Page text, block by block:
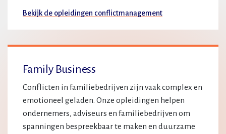
Bekijk de opleidingen conflictmanagement
Family Business
Conflicten in familiebedrijven zijn vaak complex en
emotioneel geladen. Onze opleidingen helpen
ondernemers, adviseurs en familiebedrijven om
spanningen bespreekbaar te maken en duurzame